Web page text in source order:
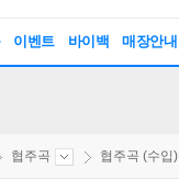
이벤트 바이백 매장안내
협주곡 협주곡 (수입)